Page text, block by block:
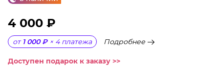
4 000 ₽
от 1 000 ₽ × 4 платежа Подробнее
Доступен подарок к заказу >>